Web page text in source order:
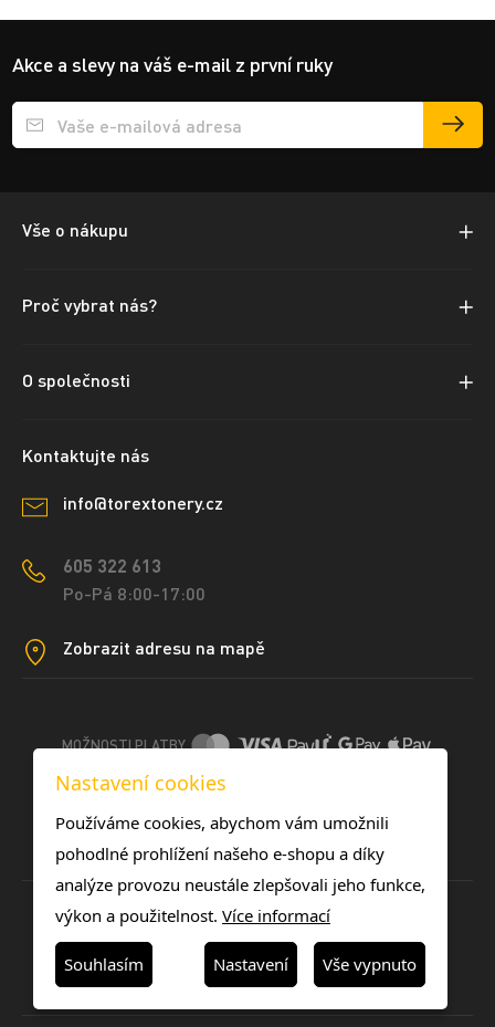
Akce a slevy na váš e-mail z první ruky
Přihlášení e-mailu k odběru
Vše o nákupu
Proč vybrat nás?
O společnosti
Kontaktujte nás
info@torextonery.cz
605 322 613
Po-Pá 8:00-17:00
Zobrazit adresu na mapě
MOŽNOSTI PLATBY
DOPRAVNÍ METODY
Nastavení cookies
Používáme cookies, abychom vám umožnili
pohodlné prohlížení našeho e-shopu a díky
analýze provozu neustále zlepšovali jeho funkce,
výkon a použitelnost. Více informací
Souhlasím Nastavení Vše vypnuto